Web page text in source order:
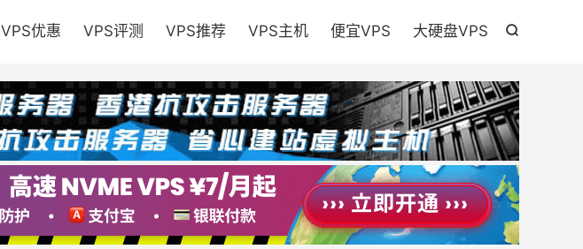

VPS优惠 VPS评测 VPS推荐 VPS主机 便宜VPS 大硬盘VPS